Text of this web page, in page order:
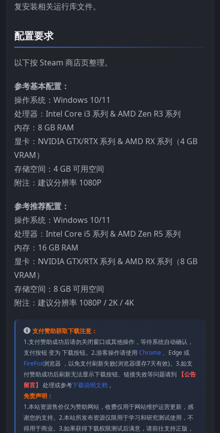
复安装相关运行库文件。
配置要求
以下按 Steam 商店页整理。
参考基本配置：
操作系统：Windows 10/11
处理器：Intel Core i3 系列 & AMD Zen R3 系列
内存：8 GB RAM
显卡：NVIDIA GTX/RTX 系列 & AMD RX 系列（4 GB
VRAM）
存储空间：4 GB 可用空间
附注：建议分辨率 1080P
参考推荐配置：
操作系统：Windows 10/11
处理器：Intel Core i5 系列 & AMD Zen R5 系列
内存：16 GB RAM
显卡：NVIDIA GTX/RTX 系列 & AMD RX 系列（8 GB
VRAM）
存储空间：8 GB 可用空间
附注：建议分辨率 1080P / 2K / 4K
支付赞助获取下载注意：
1.支付赞助成功后请勿关闭窗口或其他操作，等待系统自动确认，
支付按钮 变为 下载按钮。2.游客操作请使用 Chrome 、Edge 或
FireFox浏览器 ，以免支付刷新失败(浏览器缓存7天有效)。3.如支
付赞助成功后刷新无法显示下载按钮、链接失效等问题请到
【公告
留言】 处理或参考下载说明文档 。
免责声明：
1.本站资源售价仅为赞助网站，收费仅用于网站维护运营更新，感
谢您的支持。2.本站所发布资源仅限用于学习和研究测试使用，不
得用于商业。3.如果获得下载权限测试后满意，请前往支持正版，